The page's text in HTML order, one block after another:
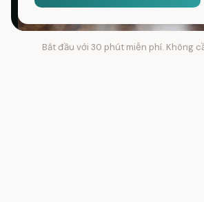
Bắt đầu với 30 phút miễn phí. Không